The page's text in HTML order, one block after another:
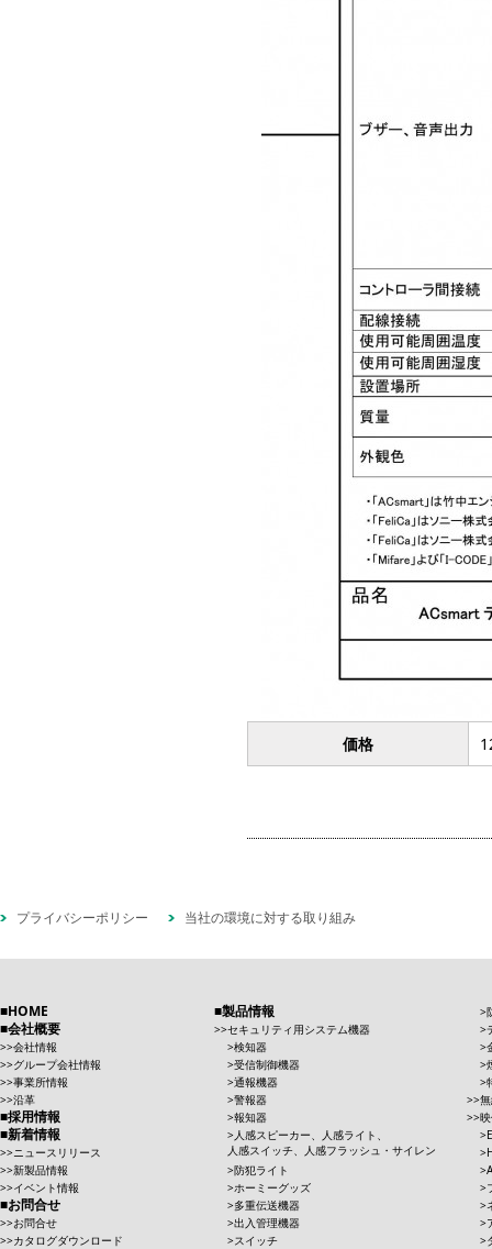
価格
プライバシーポリシー 当社の環境に対する取り組み
HOME
会社概要
会社情報
グループ会社情報
事業所情報
沿革
採用情報
新着情報
ニュースリリース
新製品情報
イベント情報
お問合せ
お問合せ
カタログダウンロード
製品情報
セキュリティ用システム機器
検知器
受信制御機器
通報機器
警報器
報知器
人感スピーカー、人感ライト、
人感スイッチ、人感フラッシュ・サイレン
防犯ライト
ホーミーグッズ
多重伝送機器
出入管理機器
スイッチ